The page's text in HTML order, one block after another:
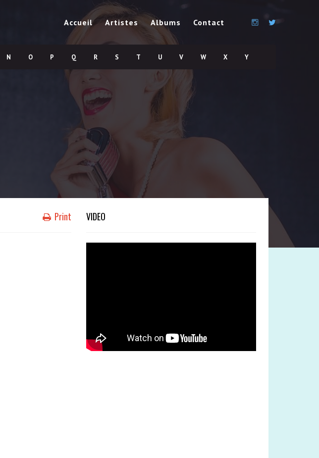
Accueil Artistes Albums Contact
N O P Q R S T U V W X Y
Print VIDEO